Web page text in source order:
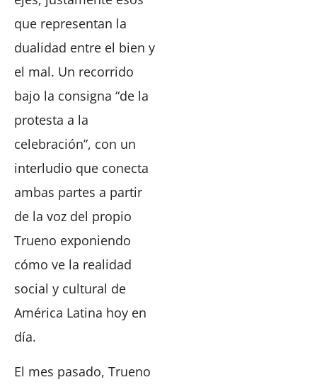
que representan la
dualidad entre el bien y
el mal. Un recorrido
bajo la consigna “de la
protesta a la
celebración”, con un
interludio que conecta
ambas partes a partir
de la voz del propio
Trueno exponiendo
cómo ve la realidad
social y cultural de
América Latina hoy en
día.
El mes pasado, Trueno